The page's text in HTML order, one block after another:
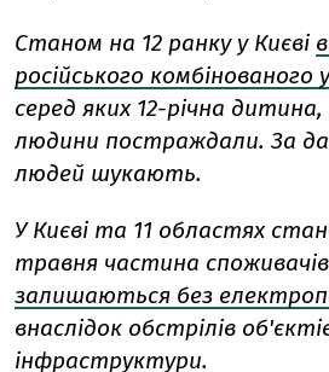
Станом на 12 ранку у Києві
російського комбінованого
серед яких 12-річна
людини постраждали. За
людей шукають.
У Києві та 11 областях
травня частина
залишаються без
внаслідок обстрілів
інфраструктури.